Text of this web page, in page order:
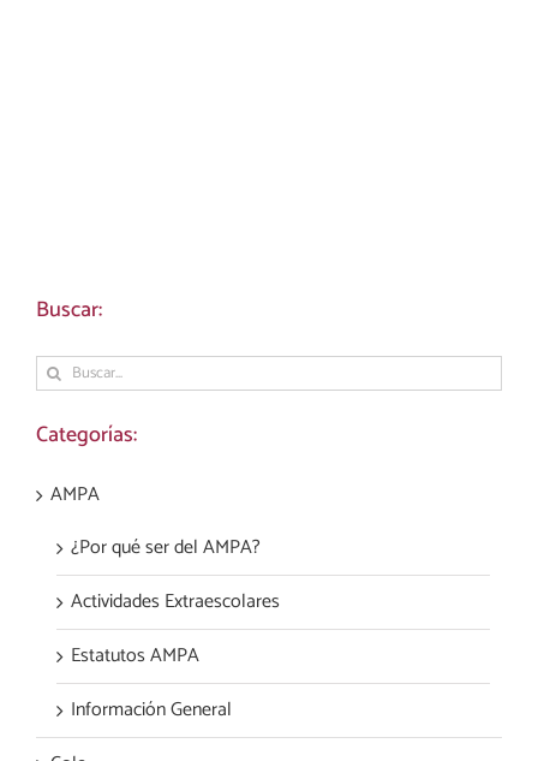
Buscar:
Buscar:
Categorías:
AMPA
¿Por qué ser del AMPA?
Actividades Extraescolares
Estatutos AMPA
Información General